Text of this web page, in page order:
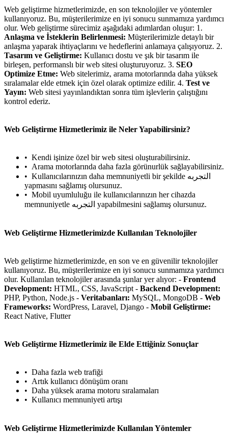
Web geliştirme hizmetlerimizde, en son teknolojiler ve yöntemler
kullanıyoruz. Bu, müşterilerimize en iyi sonucu sunmamıza yardımcı
olur. Web geliştirme sürecimiz aşağıdaki adımlardan oluşur: 1.
Anlaşma ve İsteklerin Belirlenmesi: Müşterilerimizle detaylı bir
anlaşma yaparak ihtiyaçlarını ve hedeflerini anlamaya çalışıyoruz. 2.
Tasarım ve Geliştirme: Kullanıcı dostu ve şık bir tasarım ile
birleşen, performanslı bir web sitesi oluşturuyoruz. 3. SEO
Optimize Etme: Web sitelerimiz, arama motorlarında daha yüksek
sıralamalar elde etmek için özel olarak optimize edilir. 4. Test ve
Yayın: Web sitesi yayınlandıktan sonra tüm işlevlerin çalıştığını
kontrol ederiz.
Web Geliştirme Hizmetlerimiz ile Neler Yapabilirsiniz?
Kendi işinize özel bir web sitesi oluşturabilirsiniz.
Arama motorlarında daha fazla görünurlük sağlayabilirsiniz.
Kullanıcılarınızın daha memnuniyetli bir şekilde التجربه
yapmasını sağlamış olursunuz.
Mobil uyumluluğu ile kullanıcılarınızın her cihazda
memnuniyetle التجربه yapabilmesini sağlamış olursunuz.
Web Geliştirme Hizmetlerimizde Kullanılan Teknolojiler
Web geliştirme hizmetlerimizde, en son ve en güvenilir teknolojiler
kullanıyoruz. Bu, müşterilerimize en iyi sonucu sunmamıza yardımcı
olur. Kullanılan teknolojiler arasında şunlar yer alıyor: - Frontend
Development: HTML, CSS, JavaScript - Backend Development:
PHP, Python, Node.js - Veritabanları: MySQL, MongoDB - Web
Frameworks: WordPress, Laravel, Django - Mobil Geliştirme:
React Native, Flutter
Web Geliştirme Hizmetlerimiz ile Elde Ettiğiniz Sonuçlar
Daha fazla web trafiği
Artık kullanıcı dönüşüm oranı
Daha yüksek arama motoru sıralamaları
Kullanıcı memnuniyeti artışı
Web Geliştirme Hizmetlerimizde Kullanılan Yöntemler